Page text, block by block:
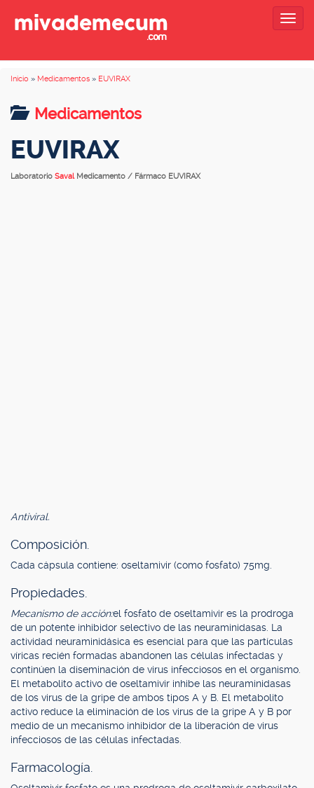
Inicio » Medicamentos » EUVIRAX
Medicamentos
EUVIRAX
Laboratorio Saval Medicamento / Fármaco EUVIRAX
Antiviral.
Composición.
Cada cápsula contiene: oseltamivir (como fosfato) 75mg.
Propiedades.
Mecanismo de acción:el fosfato de oseltamivir es la prodroga
de un potente inhibidor selectivo de las neuraminidasas. La
actividad neuraminidásica es esencial para que las partículas
víricas recién formadas abandonen las células infectadas y
continúen la diseminación de virus infecciosos en el organismo.
El metabolito activo de oseltamivir inhibe las neuraminidasas
de los virus de la gripe de ambos tipos A y B. El metabolito
activo reduce la eliminación de los virus de la gripe A y B por
medio de un mecanismo inhibidor de la liberación de virus
infecciosos de las células infectadas.
Farmacología.